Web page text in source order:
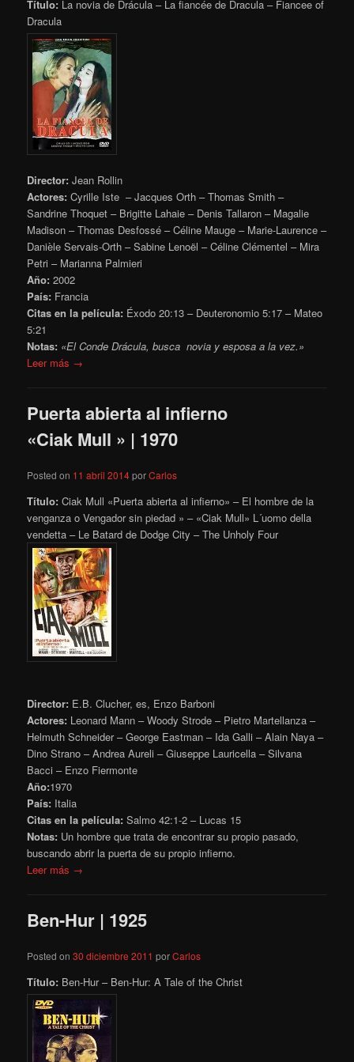
Título: La novia de Drácula – La fiancée de Dracula – Fiancee of
Dracula
Director: Jean Rollin
Actores: Cyrille Iste – Jacques Orth – Thomas Smith –
Sandrine Thoquet – Brigitte Lahaie – Denis Tallaron – Magalie
Madison – Thomas Desfossé – Céline Mauge – Marie-Laurence –
Danièle Servais-Orth – Sabine Lenoël – Céline Clémentel – Mira
Petri – Marianna Palmieri
Año: 2002
País: Francia
Citas en la película: Éxodo 20:13 – Deuteronomio 5:17 – Mateo
5:21
Notas: «El Conde Drácula, busca novia y esposa a la vez.»
Leer más →
Puerta abierta al infierno
«Ciak Mull » | 1970
Posted on 11 abril 2014porCarlos
Título: Ciak Mull «Puerta abierta al infierno» – El hombre de la
venganza o Vengador sin piedad » – «Ciak Mull» L´uomo della
vendetta – Le Batard de Dodge City – The Unholy Four
Director: E.B. Clucher, es, Enzo Barboni
Actores: Leonard Mann – Woody Strode – Pietro Martellanza –
Helmuth Schneider – George Eastman – Ida Galli – Alain Naya –
Dino Strano – Andrea Aureli – Giuseppe Lauricella – Silvana
Bacci – Enzo Fiermonte
Año:1970
País: Italia
Citas en la película: Salmo 42:1-2 – Lucas 15
Notas: Un hombre que trata de encontrar su propio pasado,
buscando abrir la puerta de su propio infierno.
Leer más →
Ben-Hur | 1925
Posted on30 diciembre 2011 porCarlos
Título: Ben-Hur – Ben-Hur: A Tale of the Christ